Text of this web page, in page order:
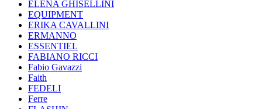
ELENA GHISELLINI
EQUIPMENT
ERIKA CAVALLINI
ERMANNO
ESSENTIEL
FABIANO RICCI
Fabio Gavazzi
Faith
FEDELI
Ferre